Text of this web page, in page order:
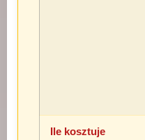
Ile kosztuje